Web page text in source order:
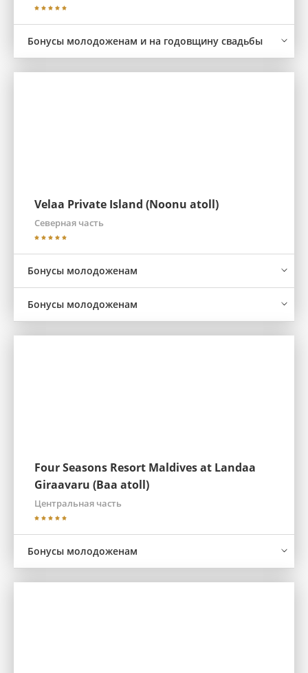
Бонусы молодоженам и на годовщину свадьбы
Velaa Private Island (Noonu atoll)
Северная часть
Бонусы молодоженам
Бонусы молодоженам
Four Seasons Resort Maldives at Landaa
Giraavaru (Baa atoll)
Центральная часть
Бонусы молодоженам